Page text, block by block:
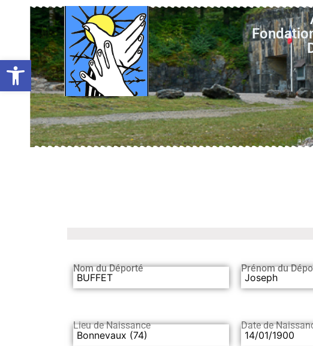
Ouvrir la barre d’outils
Nom du Déporté
BUFFET
Prénom du
Joseph
Lieu de Naissance
Bonnevaux (74)
Date de
14/01/1900